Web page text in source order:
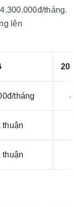
tháng.
lên
tháng
thuận
thuận